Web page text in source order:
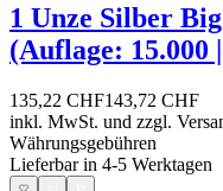
1 Unze Silber
(Auflage:
135,22 CHF143,72 CHF
inkl. MwSt. und zzgl.
Währungsgebühren
Lieferbar in 4-5 Werktagen